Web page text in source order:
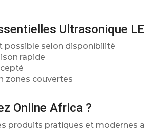
Ultrasonique
possible selon disponibilité
rapide
zones couvertes
Online Africa ?
produits pratiques et modernes